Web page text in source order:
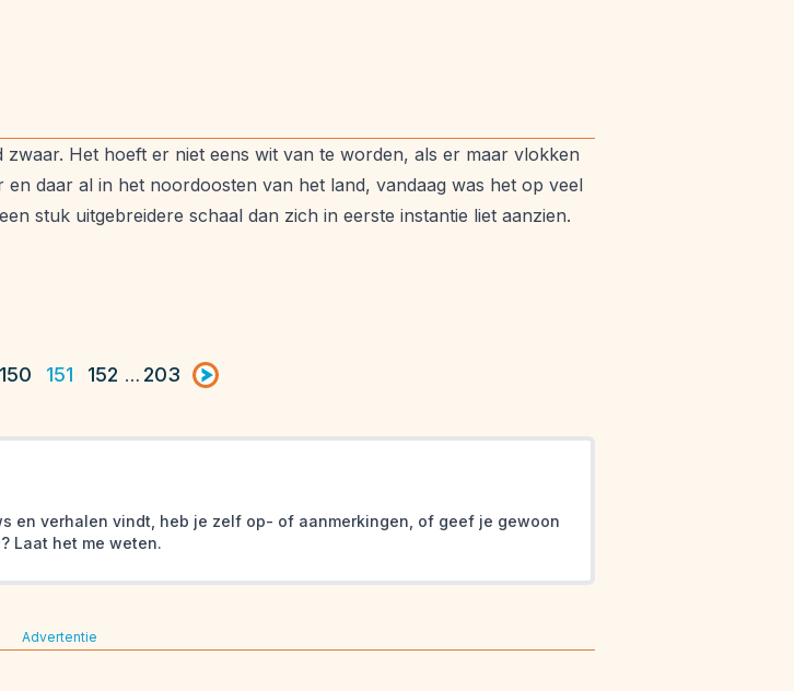
zwaar. Het hoeft er niet eens wit van te worden, als er maar vlokken
en daar al in het noordoosten van het land, vandaag was het op veel
stuk uitgebreidere schaal dan zich in eerste instantie liet aanzien.
150 151 152 … 203 Volgende pagina
en verhalen vindt, heb je zelf op- of aanmerkingen, of geef je gewoon
Laat het me weten.
Advertentie